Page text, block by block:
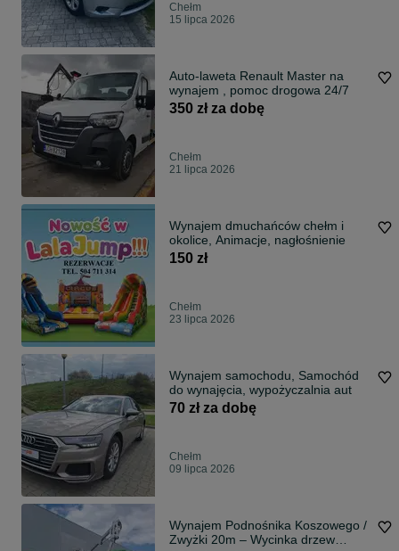
Chełm
15 lipca 2026
Auto-laweta Renault Master na
wynajem , pomoc drogowa 24/7
350 zł za dobę
Chełm
21 lipca 2026
Wynajem dmuchańców chełm i
okolice, Animacje, nagłośnienie
150 zł
Chełm
23 lipca 2026
Wynajem samochodu, Samochód
do wynajęcia, wypożyczalnia aut
70 zł za dobę
Chełm
09 lipca 2026
Wynajem Podnośnika Koszowego /
Zwyżki 20m – Wycinka drzew